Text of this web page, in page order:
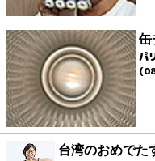
缶
パ
台湾のおめでた